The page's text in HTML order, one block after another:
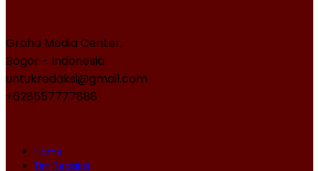
Graha Media Center,
Bogor - Indonesia
untukredaksi@gmail.com
+628557777888
Home
Tim Redaksi